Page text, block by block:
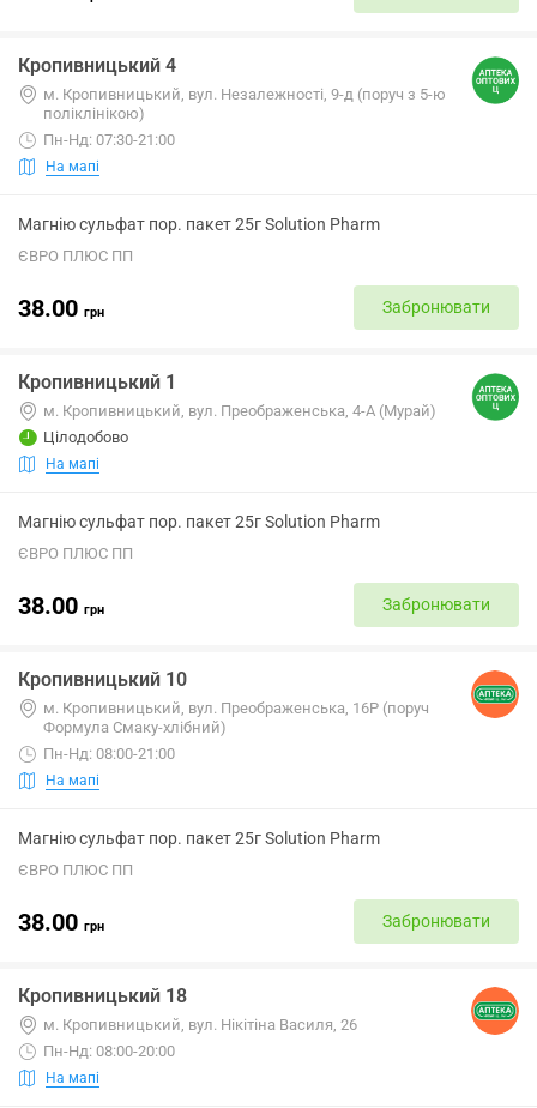
Кропивницький 4
м. Кропивницький, вул. Незалежності, 9-д (поруч з 5-ю
поліклінікою)
Пн-Нд: 07:30-21:00
На мапі
Магнію сульфат пор. пакет 25г Solution Pharm
ЄВРО ПЛЮС ПП
38.00 грн Забронювати
Кропивницький 1
м. Кропивницький, вул. Преображенська, 4-А (Мурай)
Цілодобово
На мапі
Магнію сульфат пор. пакет 25г Solution Pharm
ЄВРО ПЛЮС ПП
38.00 грн Забронювати
Кропивницький 10
м. Кропивницький, вул. Преображенська, 16Р (поруч
Формула Смаку-хлібний)
Пн-Нд: 08:00-21:00
На мапі
Магнію сульфат пор. пакет 25г Solution Pharm
ЄВРО ПЛЮС ПП
38.00 грн Забронювати
Кропивницький 18
м. Кропивницький, вул. Нікітіна Василя, 26
Пн-Нд: 08:00-20:00
На мапі